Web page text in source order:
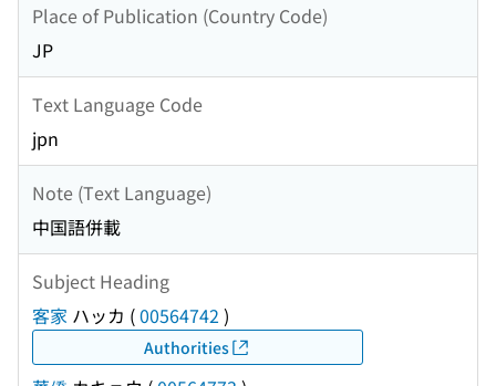
Place of Publication (Country Code)
JP
Text Language Code
jpn
Note (Text Language)
中国語併載
Subject Heading
客家 ハッカ (00564742 )
Authorities